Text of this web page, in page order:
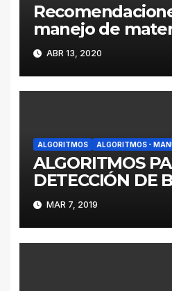
manejo de
pacientes en los
clínicos y
tiempos del
ABR 13, 2020
ALGORITMOS ALGORITMOS -
ALGORITMOS
DETECCIÓN DE
PSEUDOMONAS
AERUGINOSA
CEFTOLOZANO/
MAR 7, 2019